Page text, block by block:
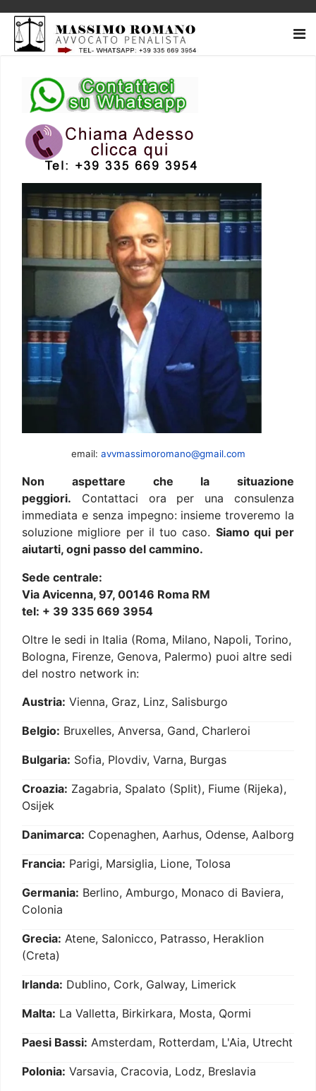
email: avvmassimoromano@gmail.com
Non aspettare che la situazione
peggiori. Contattaci ora per una consulenza
immediata e senza impegno: insieme troveremo la
soluzione migliore per il tuo caso. Siamo qui per
aiutarti, ogni passo del cammino.
Sede centrale:
Via Avicenna, 97, 00146 Roma RM
tel: + 39 335 669 3954
Oltre le sedi in Italia (Roma, Milano, Napoli, Torino,
Bologna, Firenze, Genova, Palermo) puoi altre sedi
del nostro network in:
Austria: Vienna, Graz, Linz, Salisburgo
Belgio: Bruxelles, Anversa, Gand, Charleroi
Bulgaria: Sofia, Plovdiv, Varna, Burgas
Croazia: Zagabria, Spalato (Split), Fiume (Rijeka),
Osijek
Danimarca: Copenaghen, Aarhus, Odense, Aalborg
Francia: Parigi, Marsiglia, Lione, Tolosa
Germania: Berlino, Amburgo, Monaco di Baviera,
Colonia
Grecia: Atene, Salonicco, Patrasso, Heraklion
(Creta)
Irlanda: Dublino, Cork, Galway, Limerick
Malta: La Valletta, Birkirkara, Mosta, Qormi
Paesi Bassi: Amsterdam, Rotterdam, L'Aia, Utrecht
Polonia: Varsavia, Cracovia, Lodz, Breslavia